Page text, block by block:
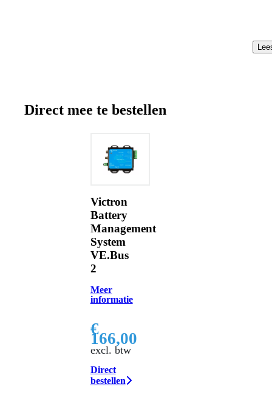
Direct mee te bestellen
Victron
Battery
Management
System
VE.Bus
2
Meer
informatie
€
166,00
excl. btw
Direct
bestellen